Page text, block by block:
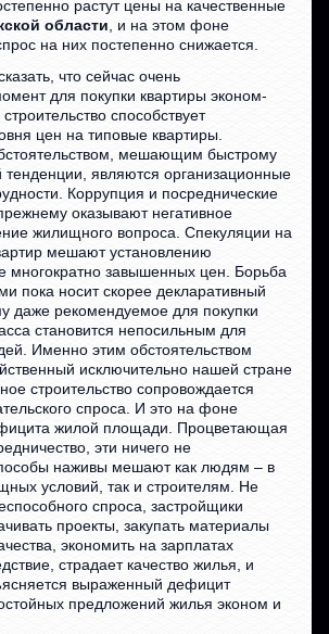
растут цены на качественные
области , и на этом фоне
на них постепенно снижается.
что сейчас очень
для покупки квартиры эконом-
способствует
цен на типовые квартиры.
мешающим быстрому
тенденции, являются организационные
Коррупция и посреднические
оказывают негативное
жилищного вопроса. Спекуляции на
мешают установлению
многократно завышенных цен. Борьба
пока носит скорее декларативный
даже рекомендуемое для покупки
становится непосильным для
Именно этим обстоятельством
исключительно нашей стране
строительство сопровождается
спроса. И это на фоне
жилой площади. Процветающая
эти ничего не
наживы мешают как людям – в
условий, так и строителям. Не
спроса, застройщики
проекты, закупать материалы
экономить на зарплатах
страдает качество жилья, и
выраженный дефицит
предложений жилья эконом и